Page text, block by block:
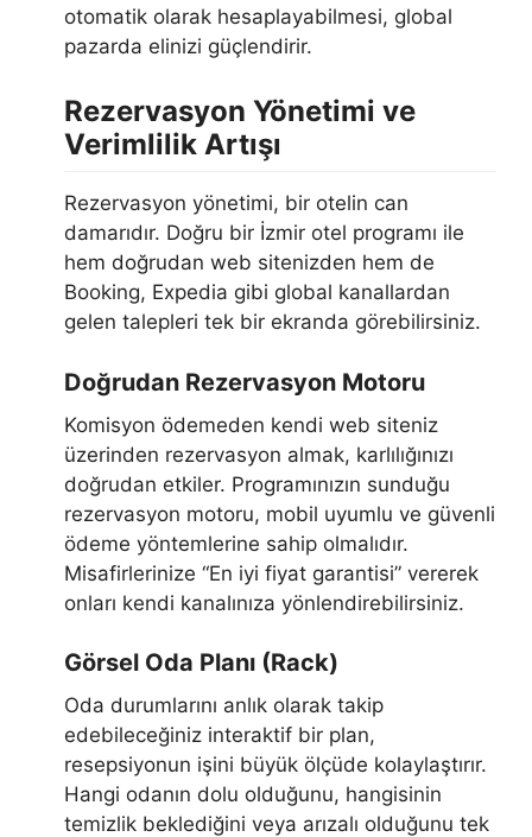
otomatik olarak hesaplayabilmesi, global
pazarda elinizi güçlendirir.
Rezervasyon Yönetimi ve
Verimlilik Artışı
Rezervasyon yönetimi, bir otelin can
damarıdır. Doğru bir İzmir otel programı ile
hem doğrudan web sitenizden hem de
Booking, Expedia gibi global kanallardan
gelen talepleri tek bir ekranda görebilirsiniz.
Doğrudan Rezervasyon Motoru
Komisyon ödemeden kendi web siteniz
üzerinden rezervasyon almak, karlılığınızı
doğrudan etkiler. Programınızın sunduğu
rezervasyon motoru, mobil uyumlu ve güvenli
ödeme yöntemlerine sahip olmalıdır.
Misafirlerinize “En iyi fiyat garantisi” vererek
onları kendi kanalınıza yönlendirebilirsiniz.
Görsel Oda Planı (Rack)
Oda durumlarını anlık olarak takip
edebileceğiniz interaktif bir plan,
resepsiyonun işini büyük ölçüde kolaylaştırır.
Hangi odanın dolu olduğunu, hangisinin
temizlik beklediğini veya arızalı olduğunu tek